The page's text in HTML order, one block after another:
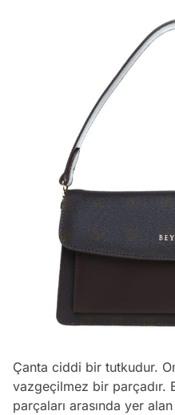
Çanta ciddi bir tutkudur.
vazgeçilmez bir parçadır.
parçaları arasında yer